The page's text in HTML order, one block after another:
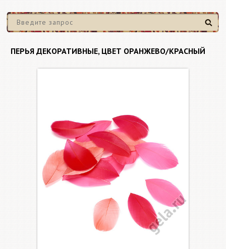
Найти
ПЕРЬЯ ДЕКОРАТИВНЫЕ, ЦВЕТ ОРАНЖЕВО/КРАСНЫЙ